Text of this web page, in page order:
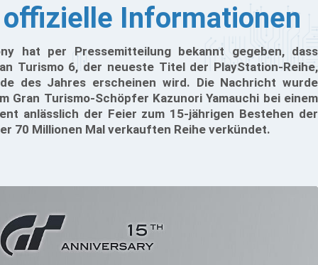
offizielle Informationen
hat per Pressemitteilung bekannt gegeben, dass
Turismo 6, der neueste Titel der PlayStation-Reihe,
des Jahres erscheinen wird. Die Nachricht wurde
Gran Turismo-Schöpfer Kazunori Yamauchi bei einem
anlässlich der Feier zum 15-jährigen Bestehen der
70 Millionen Mal verkauften Reihe verkündet.